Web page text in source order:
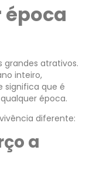
época
grandes atrativos.
inteiro,
significa que é
época.
diferente:
a